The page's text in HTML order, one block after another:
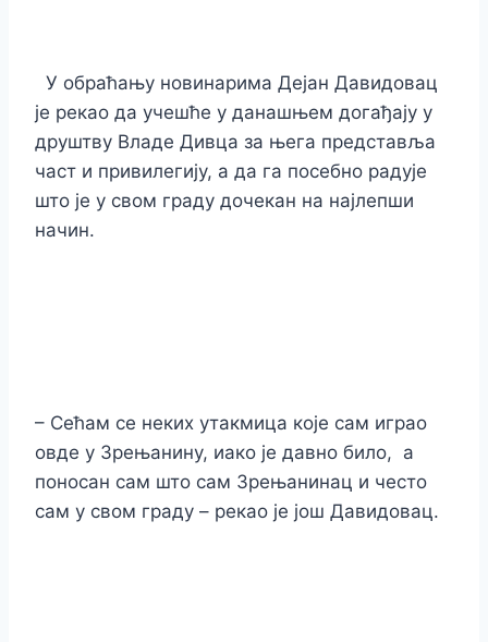
У обраћању новинарима Дејан Давидовац
је рекао да учешће у данашњем догађају у
друштву Владе Дивца за њега представља
част и привилегију, а да га посебно радује
што је у свом граду дочекан на најлепши
начин.
– Сећам се неких утакмица које сам играо
овде у Зрењанину, иако је давно било, а
поносан сам што сам Зрењанинац и често
сам у свом граду – рекао је још Давидовац.